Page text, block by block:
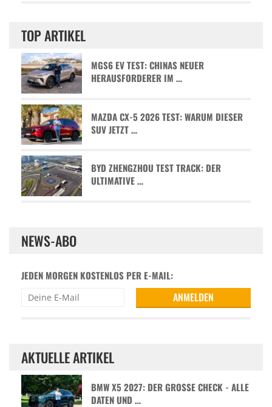
TOP ARTIKEL
MGS6 EV TEST: CHINAS NEUER
HERAUSFORDERER IM …
MAZDA CX-5 2026 TEST: WARUM DIESER
SUV JETZT …
BYD ZHENGZHOU TEST TRACK: DER
ULTIMATIVE …
NEWS-ABO
JEDEN MORGEN KOSTENLOS PER E-MAIL:
AKTUELLE ARTIKEL
BMW X5 2027: DER GROSSE CHECK - ALLE D
ATEN UND …